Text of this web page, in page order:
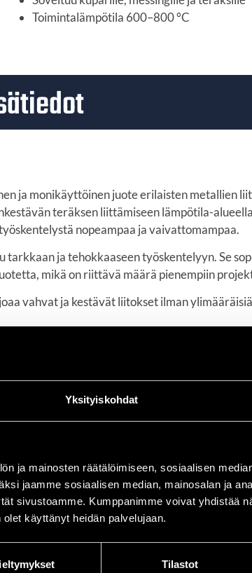
Yksityiskohdat
ja mainosten räätälöimiseen, sosiaalisen
jaamme sosiaalisen median, mainosalan ja
sivustoamme. Kumppanimme voivat yhdistää
käyttänyt heidän palvelujaan.
Tilastot
Toimintalämpötila 600–800 °C
ja monikäyttöinen juote erilaisten metallien
teräksen liittämiseen lämpötila-
nopeampaa ja vaivattomampaa.
ja tehokkaaseen työskentelyyn. Se
mikä on riittävä määrä pienempiin
vahvat ja kestävät liitokset ilman